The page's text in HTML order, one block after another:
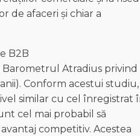
de afaceri și chiar a
B2B
Atradius privind
Conform acestui
similar cu cel înregistrat
cel mai probabil să
competitiv. Acestea